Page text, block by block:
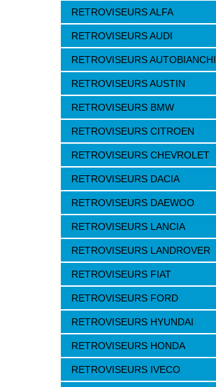
RETROVISEURS ALFA
RETROVISEURS AUDI
RETROVISEURS AUTOBIANCHI
RETROVISEURS AUSTIN
RETROVISEURS BMW
RETROVISEURS CITROEN
RETROVISEURS CHEVROLET
RETROVISEURS DACIA
RETROVISEURS DAEWOO
RETROVISEURS LANCIA
RETROVISEURS LANDROVER
RETROVISEURS FIAT
RETROVISEURS FORD
RETROVISEURS HYUNDAI
RETROVISEURS HONDA
RETROVISEURS IVECO